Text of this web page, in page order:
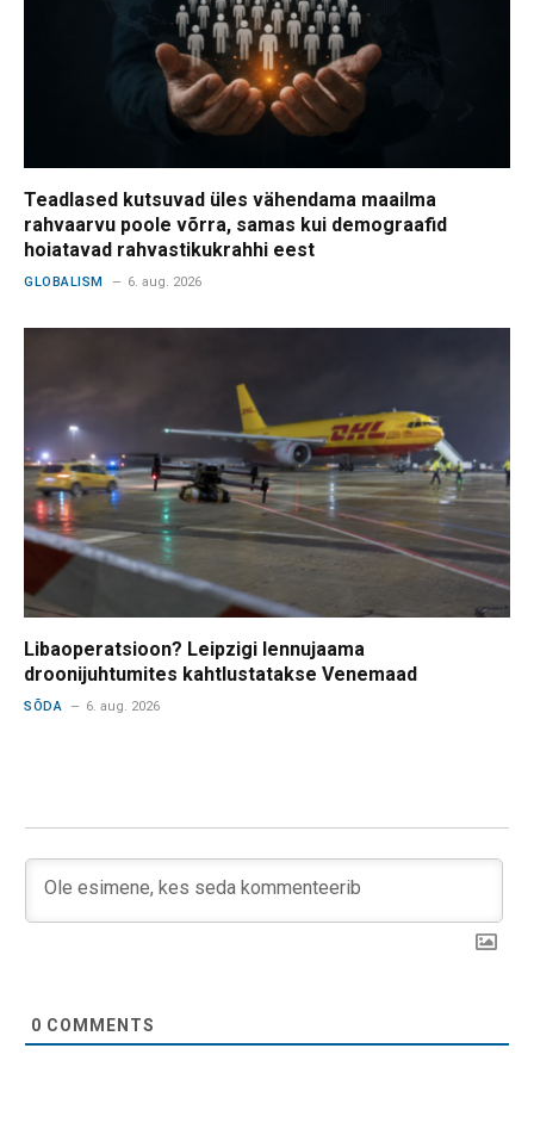
Teadlased kutsuvad üles vähendama maailma
rahvaarvu poole võrra, samas kui demograafid
hoiatavad rahvastikukrahhi eest
GLOBALISM 6. aug. 2026
Libaoperatsioon? Leipzigi lennujaama
droonijuhtumites kahtlustatakse Venemaad
SÕDA 6. aug. 2026
0 COMMENTS